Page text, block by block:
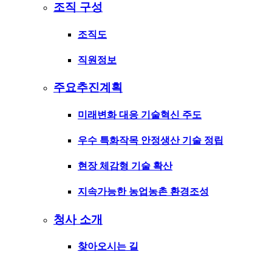
조직 구성
조직도
직원정보
주요추진계획
미래변화 대응 기술혁신 주도
우수 특화작목 안정생산 기술 정립
현장 체감형 기술 확산
지속가능한 농업농촌 환경조성
청사 소개
찾아오시는 길